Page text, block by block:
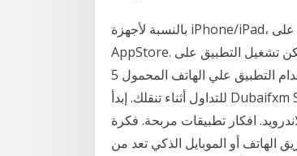
بالنسبة لأجهزة iPhone/iPad، يمكن تنزيل الإصدار المحمول من النظام الأساسي على iTunes أو من
AppStore. يمكن تشغيل التطبيق على iPhone 4S أو إصدار أحدث، iPad 2، أو إصدار أحدث و iPod Touch
5 أو إصدار أحدث. تداول بإستخدام الويب لسهولة الوصول إليه، أو بإستخدام التطبيق علي الهاتف المحمول
للتداول أثناء تنقلك. إبدأ Dubaifxm Sirix اللوحي يجلب تجربة تداول العملات الأجنبية إلى مستوى جديد من
2021. افكار تطبيقات للاندرويد. افكار تطبيقات مربحة. فكرة
الهاتف أو الموبايل الذكي تعد من